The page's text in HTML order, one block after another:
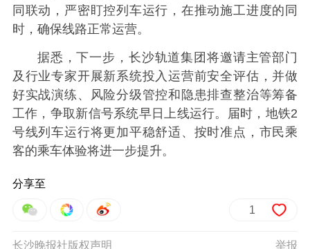
同联动，严密盯控列车运行，在推动施工进度的同
时，确保线路正常运营。
据悉，下一步，长沙轨道集团将邀请主管部门
及行业专家开展新系统投入运营前安全评估，并做
好实战演练、风险分级管控和隐患排查整治等筹备
工作，争取新信号系统早日上线运行。届时，地铁2
号线列车运行将更加平稳舒适、按时准点，市民乘
客的乘车体验将进一步提升。
分享至
1
举报
长沙晚报社版权声明